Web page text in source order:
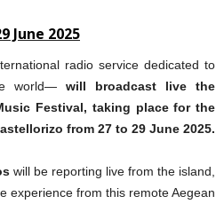
June 2025
radio service dedicated to
world— will broadcast live the
Festival, taking place for the
from 27 to 29 June 2025.
will be reporting live from the island,
experience from this remote Aegean